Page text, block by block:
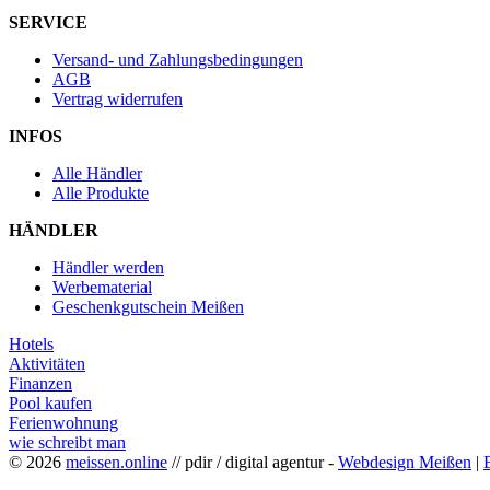
SERVICE
Versand- und Zahlungsbedingungen
AGB
Vertrag widerrufen
INFOS
Alle Händler
Alle Produkte
HÄNDLER
Händler werden
Werbematerial
Geschenkgutschein Meißen
Hotels
Aktivitäten
Finanzen
Pool kaufen
Ferienwohnung
wie schreibt man
© 2026 meissen.online // pdir / digital agentur - Webdesign Meißen |